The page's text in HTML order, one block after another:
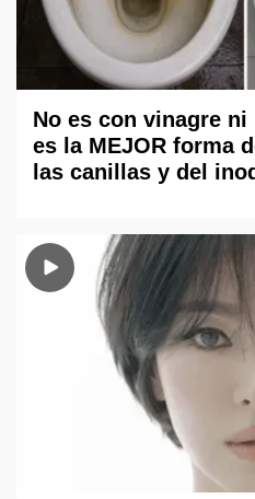
No es con vinagre
es la MEJOR forma
las canillas y del